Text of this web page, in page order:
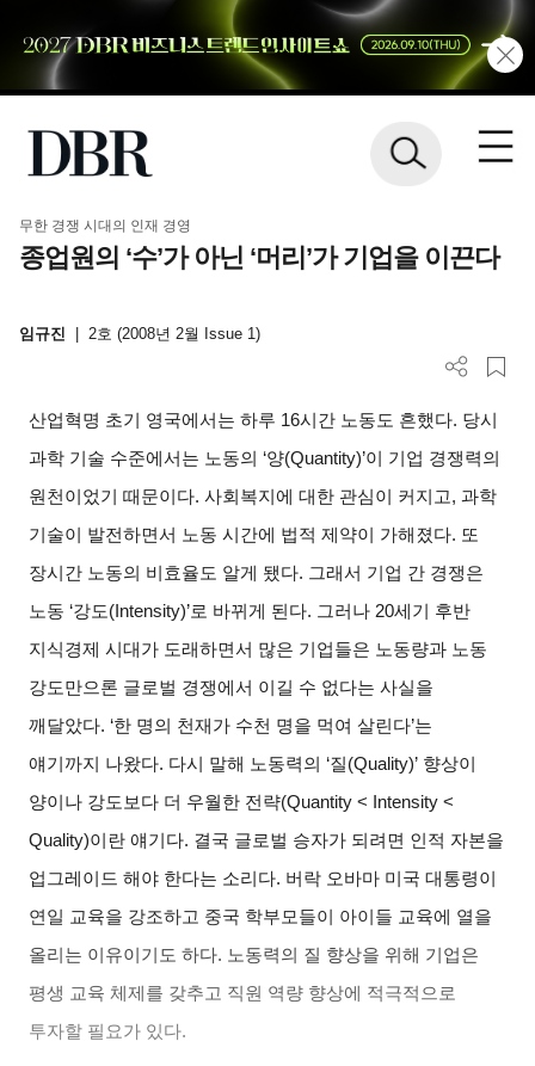
무한 경쟁 시대의 인재 경영
종업원의 ‘수’가 아닌 ‘머리’가 기업을 이끈다
임규진 2호 (2008년 2월 Issue 1)
산업혁명 초기 영국에서는 하루 16시간 노동도 흔했다. 당시
과학 기술 수준에서는 노동의 ‘양(Quantity)’이 기업 경쟁력의
원천이었기 때문이다. 사회복지에 대한 관심이 커지고, 과학
기술이 발전하면서 노동 시간에 법적 제약이 가해졌다. 또
장시간 노동의 비효율도 알게 됐다. 그래서 기업 간 경쟁은
노동 ‘강도(Intensity)’로 바뀌게 된다. 그러나 20세기 후반
지식경제 시대가 도래하면서 많은 기업들은 노동량과 노동
강도만으론 글로벌 경쟁에서 이길 수 없다는 사실을
깨달았다. ‘한 명의 천재가 수천 명을 먹여 살린다’는
얘기까지 나왔다. 다시 말해 노동력의 ‘질(Quality)’ 향상이
양이나 강도보다 더 우월한 전략(Quantity < Intensity <
Quality)이란 얘기다. 결국 글로벌 승자가 되려면 인적 자본을
업그레이드 해야 한다는 소리다. 버락 오바마 미국 대통령이
연일 교육을 강조하고 중국 학부모들이 아이들 교육에 열을
올리는 이유이기도 하다. 노동력의 질 향상을 위해 기업은
평생 교육 체제를 갖추고 직원 역량 향상에 적극적으로
투자할 필요가 있다.